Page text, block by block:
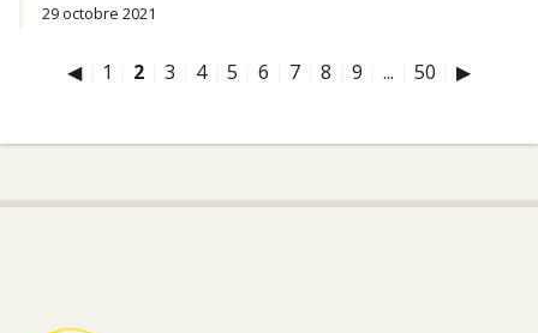
29 octobre 2021
◀| 1 2 3 4| 5 6 7 8 9 ... 50 ▶